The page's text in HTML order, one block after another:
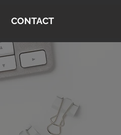
CONTACT